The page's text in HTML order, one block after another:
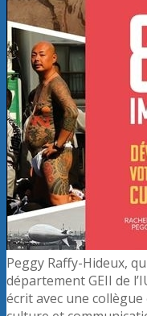
Peggy Raffy-Hideux,
département GEII de
écrit avec une